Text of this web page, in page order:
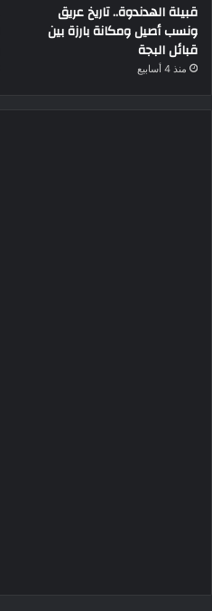
قبيلة الهدندوة.. تاريخ عريق
ونسب أصيل ومكانة بارزة بين
قبائل البجة
منذ 4 أسابيع